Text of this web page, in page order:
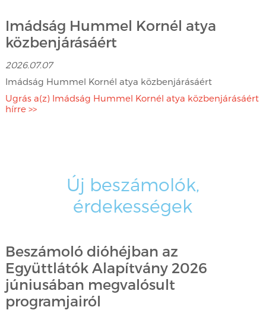
Imádság Hummel Kornél atya
közbenjárásáért
2026.07.07
Imádság Hummel Kornél atya közbenjárásáért
Ugrás a(z) Imádság Hummel Kornél atya közbenjárásáért
hírre >>
Új beszámolók,
érdekességek
Beszámoló dióhéjban az
Együttlátók Alapítvány 2026
júniusában megvalósult
programjairól